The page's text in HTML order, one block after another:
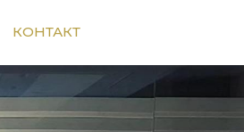
КОНТАКТ